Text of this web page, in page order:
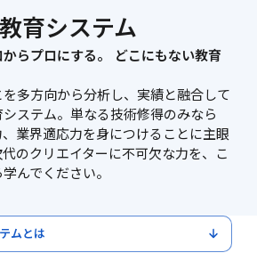
育システム
らプロにする。 どこにもない教育
を多方向から分析し、実績と融合して
ステム。単なる技術修得のみなら
業界適応力を身につけることに主眼
のクリエイターに不可欠な力を、こ
んでください。
ムとは